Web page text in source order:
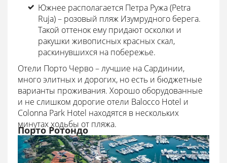
Южнее располагается Петра Ружа (Petra
Ruja) – розовый пляж Изумрудного берега.
Такой оттенок ему придают осколки и
ракушки живописных красных скал,
раскинувшихся на побережье.
Отели Порто Черво – лучшие на Сардинии,
много элитных и дорогих, но есть и бюджетные
варианты проживания. Хорошо оборудованные
и не слишком дорогие отели Balocco Hotel и
Colonna Park Hotel находятся в нескольких
минутах ходьбы от пляжа.
Порто Ротондо